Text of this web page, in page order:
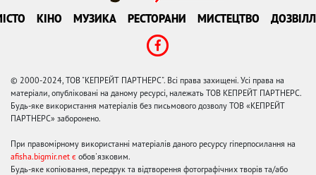
КІНО МУЗИКА РЕСТОРАНИ МИСТЕЦТВО
© 2000-2024, ТОВ "КЕПРЕЙТ ПАРТНЕРС". Всі права захищені. Усі права на
матеріали, опубліковані на даному ресурсі, належать ТОВ КЕПРЕЙТ ПАРТНЕРС.
Будь-яке використання матеріалів без письмового дозволу ТОВ «КЕПРЕЙТ
ПАРТНЕРС» заборонено.
При правомірному використанні матеріалів даного ресурсу гіперпосилання на
afisha.bigmir.net є обов'язковим.
Будь-яке копіювання, передрук та відтворення фотографічних творів та/або